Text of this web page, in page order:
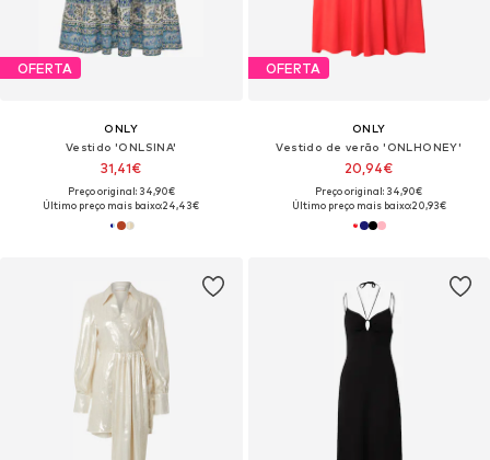
OFERTA
ONLY
Vestido 'ONLSINA'
31,41€
Preço original: 34,90€
Último preço mais baixo:24,43€
OFERTA
ONLY
Vestido de verão 'ONLHONEY'
20,94€
Preço original: 34,90€
Último preço mais baixo:20,93€